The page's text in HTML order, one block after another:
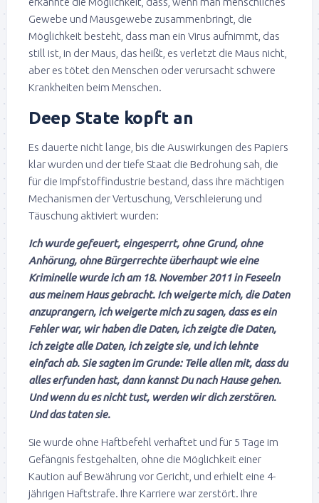
Gewebe und Mausgewebe zusammenbringt, die
Möglichkeit besteht, dass man ein Virus aufnimmt, das
still ist, in der Maus, das heißt, es verletzt die Maus nicht,
aber es tötet den Menschen oder verursacht schwere
Krankheiten beim Menschen.
Deep State kopft an
Es dauerte nicht lange, bis die Auswirkungen des Papiers
klar wurden und der tiefe Staat die Bedrohung sah, die
für die Impfstoffindustrie bestand, dass ihre mächtigen
Mechanismen der Vertuschung, Verschleierung und
Täuschung aktiviert wurden:
Ich wurde gefeuert, eingesperrt, ohne Grund, ohne
Anhörung, ohne Bürgerrechte überhaupt wie eine
Kriminelle wurde ich am 18. November 2011 in Feseeln
aus meinem Haus gebracht. Ich weigerte mich, die Daten
anzuprangern, ich weigerte mich zu sagen, dass es ein
Fehler war, wir haben die Daten, ich zeigte die Daten,
ich zeigte alle Daten, ich zeigte sie, und ich lehnte
einfach ab. Sie sagten im Grunde: Teile allen mit, dass du
alles erfunden hast, dann kannst Du nach Hause gehen.
Und wenn du es nicht tust, werden wir dich zerstören.
Und das taten sie.
Sie wurde ohne Haftbefehl verhaftet und für 5 Tage im
Gefängnis festgehalten, ohne die Möglichkeit einer
Kaution auf Bewährung vor Gericht, und erhielt eine 4-
jährigen Haftstrafe. Ihre Karriere war zerstört. Ihre